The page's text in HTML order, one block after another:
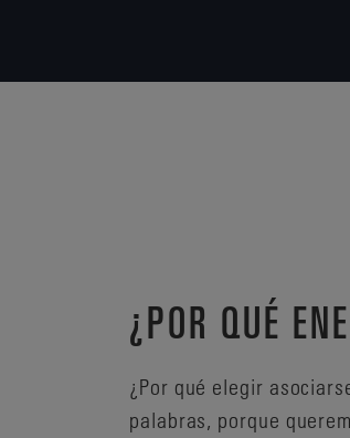
¿POR QUÉ
¿Por qué elegir
palabras, porque